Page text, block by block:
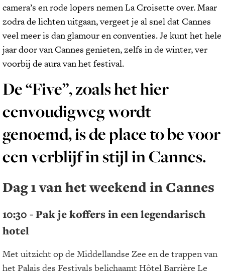
camera’s en rode lopers nemen La Croisette over. Maar
zodra de lichten uitgaan, vergeet je al snel dat Cannes
veel meer is dan glamour en conventies. Je kunt het hele
jaar door van Cannes genieten, zelfs in de winter, ver
voorbij de aura van het festival.
De “Five”, zoals het hier
eenvoudigweg wordt
genoemd, is de place to be voor
een verblijf in stijl in Cannes.
Dag 1 van het weekend in Cannes
10:30 - Pak je koffers in een legendarisch
hotel
Met uitzicht op de Middellandse Zee en de trappen van
het Palais des Festivals belichaamt Hôtel Barrière Le